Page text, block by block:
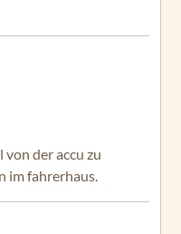
der accu zu
im fahrerhaus.